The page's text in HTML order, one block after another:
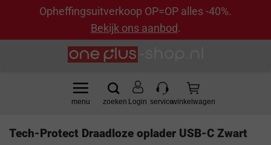
Opheffingsuitverkoop OP=OP alles -40%.
Bekijk ons aanbod.
Login
Tech-Protect Draadloze oplader USB-C Zwart